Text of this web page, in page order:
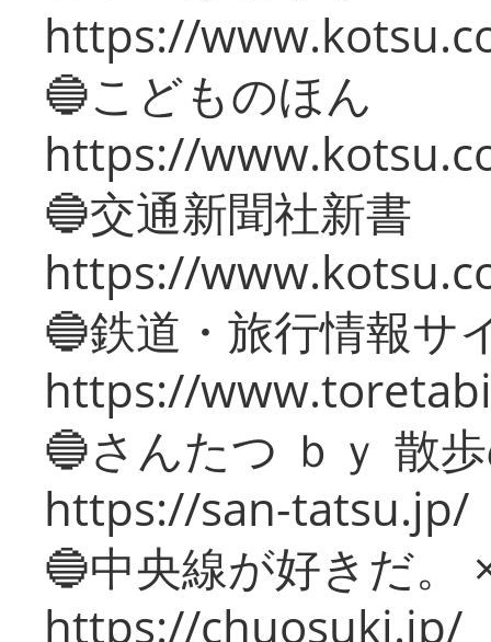
https://
🔵こどものほん
https://
🔵交通新聞社新書
https://
🔵鉄道・旅行情報サ
https://
🔵さんたつ ｂｙ 散
https://san-tatsu.jp/
🔵中央線が好きだ。
https://chuosuki.jp/